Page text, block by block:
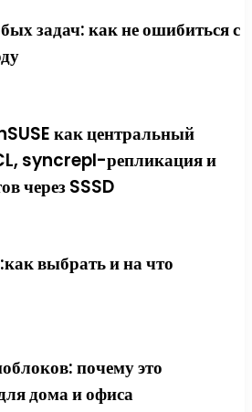
задач: как не ошибиться с
как центральный
syncrepl-репликация и
через SSSD
выбрать и на что
почему это
дома и офиса